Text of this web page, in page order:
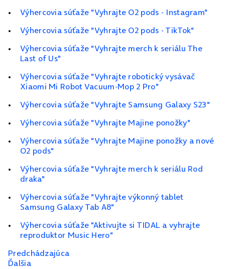
Výhercovia súťaže "Vyhrajte O2 pods - Instagram"
Výhercovia súťaže "Vyhrajte O2 pods - TikTok"
Výhercovia súťaže "Vyhrajte merch k seriálu The
Last of Us"
Výhercovia súťaže "Vyhrajte robotický vysávač
Xiaomi Mi Robot Vacuum‑Mop 2 Pro"
Výhercovia súťaže "Vyhrajte Samsung Galaxy S23"
Výhercovia súťaže "Vyhrajte Majine ponožky"
Výhercovia súťaže "Vyhrajte Majine ponožky a nové
O2 pods"
Výhercovia súťaže "Vyhrajte merch k seriálu Rod
draka"
Výhercovia súťaže "Vyhrajte výkonný tablet
Samsung Galaxy Tab A8"
Výhercovia súťaže "Aktivujte si TIDAL a vyhrajte
reproduktor Music Hero"
Predchádzajúca
Ďalšia